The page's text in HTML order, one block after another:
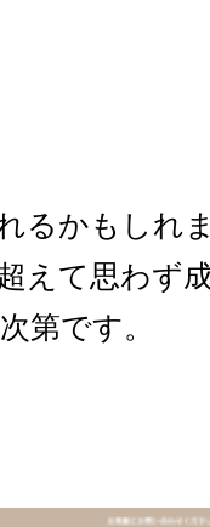
るかもしれ
えて思わず
第です。